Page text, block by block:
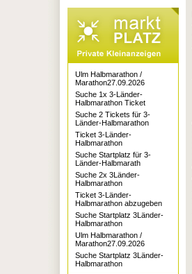
Ulm Halbmarathon /
Marathon27.09.2026
Suche 1x 3-Länder-
Halbmarathon Ticket
Suche 2 Tickets für 3-
Länder-Halbmarathon
Ticket 3-Länder-
Halbmarathon
Suche Startplatz für 3-
Länder-Halbmarath
Suche 2x 3Länder-
Halbmarathon
Ticket 3-Länder-
Halbmarathon abzugeben
Suche Startplatz 3Länder-
Halbmarathon
Ulm Halbmarathon /
Marathon27.09.2026
Suche Startplatz 3Länder-
Halbmarathon